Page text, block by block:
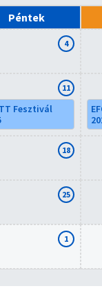
Péntek
4
11
Fesztivál
18
25
1